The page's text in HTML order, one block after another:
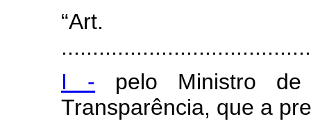
I - pelo Ministro
Transparência, que a